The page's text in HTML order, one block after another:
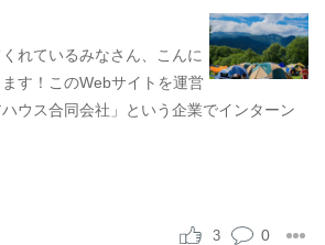
れているみなさん、こんに
す！このWebサイトを運営
ウス合同会社」という企業でインターン
0
3